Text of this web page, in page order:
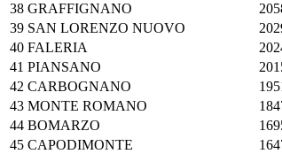
38 GRAFFIGNANO
39 SAN LORENZO NUOVO
40 FALERIA
41 PIANSANO
42 CARBOGNANO
43 MONTE ROMANO
44 BOMARZO
45 CAPODIMONTE